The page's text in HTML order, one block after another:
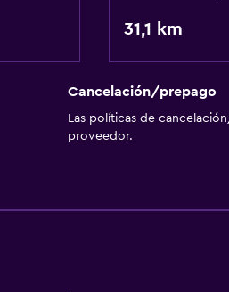
31,1 km
Cancelación/prepago
Las políticas de
proveedor.